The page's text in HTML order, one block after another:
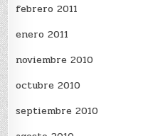
febrero 2011
enero 2011
noviembre 2010
octubre 2010
septiembre 2010